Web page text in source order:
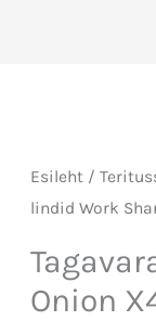
Esileht /
lindid Work
Onion